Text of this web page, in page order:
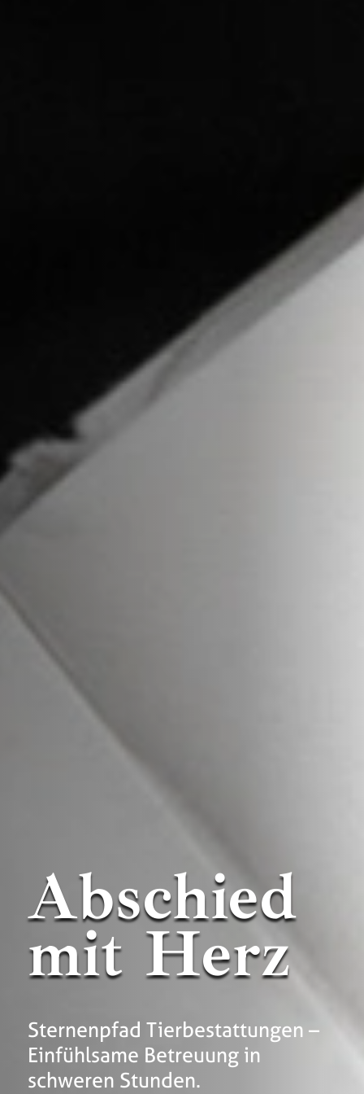
Abschied
mit Herz
Sternenpfad Tierbestattungen –
Einfühlsame Betreuung in
schweren Stunden.